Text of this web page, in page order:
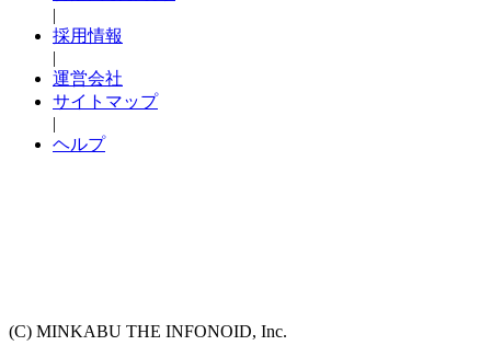
|
採用情報
|
運営会社
サイトマップ
|
ヘルプ
(C) MINKABU THE INFONOID, Inc.